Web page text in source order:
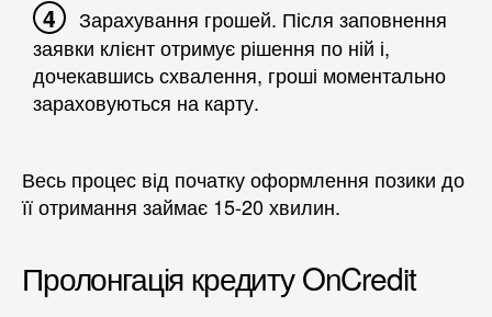
Зарахування грошей. Після заповнення
заявки клієнт отримує рішення по ній і,
дочекавшись схвалення, гроші моментально
зараховуються на карту.
Весь процес від початку оформлення позики до
її отримання займає 15-20 хвилин.
Пролонгація кредиту OnCredit